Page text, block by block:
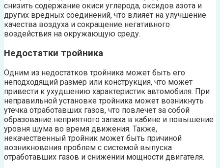
снизить содержание окиси углерода, оксидов азота и
других вредных соединений, что влияет на улучшение
качества воздуха и сокращение негативного
воздействия на окружающую среду.
Недостатки тройника
Одним из недостатков тройника может быть его
неподходящий размер или конструкция, что может
привести к ухудшению характеристик автомобиля. При
неправильной установке тройника может возникнуть
утечка отработавших газов, что повлечет за собой
образование неприятного запаха в кабине и повышение
уровня шума во время движения. Также,
некачественный тройник может быть причиной
возникновения проблем с системой выпуска
отработавших газов и снижении мощности двигателя.